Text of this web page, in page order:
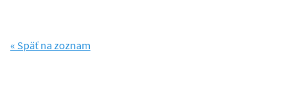
« Späť na zoznam